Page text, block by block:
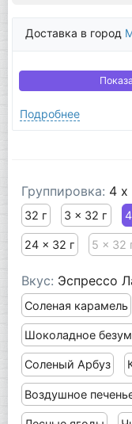
Доставка в город
Подробнее
Группировка: 4 x
32 г 3 x 32 г
24 x 32 г 5 x 32
Вкус: Эспрессо
Соленая карамель
Шоколадное
Соленый Арбуз
Воздушное